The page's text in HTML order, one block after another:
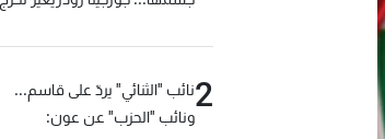
2نائب "الثنائي" يردّ على قاسم...
ونائب "الحزب" عن عون: